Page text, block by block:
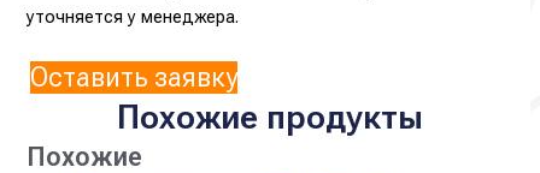
уточняется у менеджера.
Оставить заявку
Похожие продукты
Похожие